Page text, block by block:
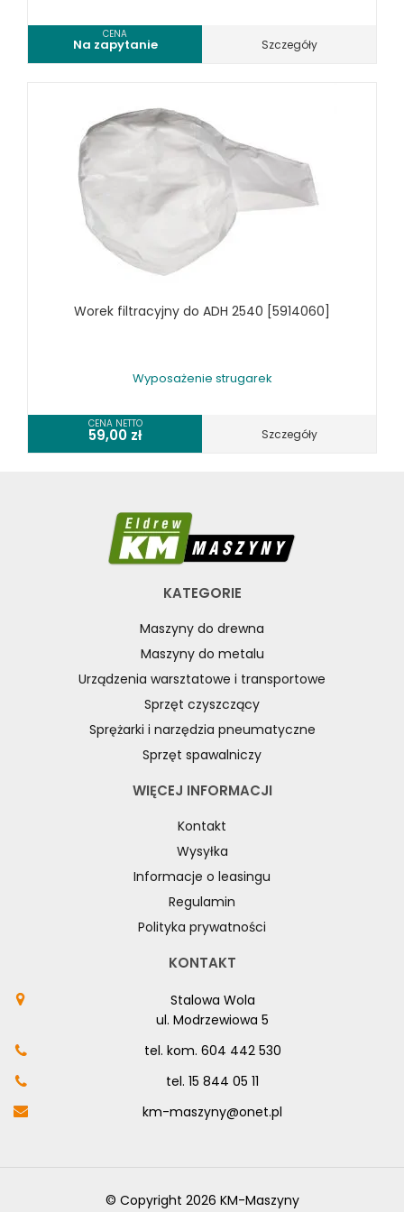
SPRĘŻARKI I NARZĘDZIA PNEUMATYCZNE
RÓŻNE OKAZJE
KOSZT DOSTAWY
CENA
Na zapytanie Szczegóły
Worek filtracyjny do ADH 2540 [5914060]
Wyposażenie strugarek
CENA NETTO
59,00 zł Szczegóły
KATEGORIE
Maszyny do drewna
Maszyny do metalu
Urządzenia warsztatowe i transportowe
Sprzęt czyszczący
Sprężarki i narzędzia pneumatyczne
Sprzęt spawalniczy
WIĘCEJ INFORMACJI
Kontakt
Wysyłka
Informacje o leasingu
Regulamin
Polityka prywatności
KONTAKT
Stalowa Wola
ul. Modrzewiowa 5
tel. kom. 604 442 530
tel. 15 844 05 11
km-maszyny@onet.pl
© Copyright 2026 KM-Maszyny